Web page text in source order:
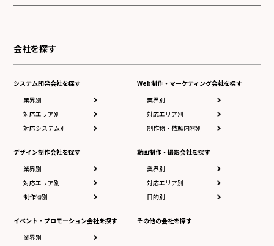
会社を探す
システム開発会社を探す
業界別
対応エリア別
対応システム別
デザイン制作会社を探す
業界別
対応エリア別
制作物別
イベント・プロモーション会社を探す
業界別
Web制作・マーケティング会社を探す
業界別
対応エリア別
制作物・依頼内容別
動画制作・撮影会社を探す
業界別
対応エリア別
目的別
その他の会社を探す